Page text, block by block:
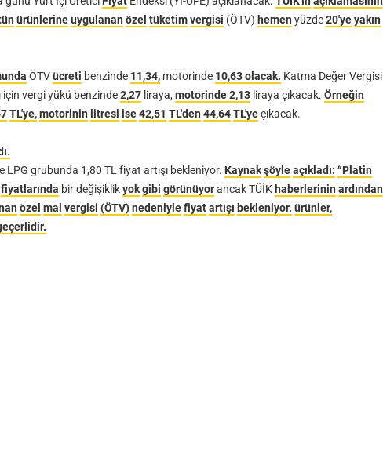
ürünlerine uygulanan özel tüketim vergisi (ÖTV) hemen yüzde 20'ye yakın
ÖTV ücreti benzinde 11,34, motorinde 10,63 olacak. Katma Değer Vergisi
için vergi yükü benzinde 2,27 liraya, motorinde 2,13 liraya çıkacak. Örneğin
TL'ye, motorinin litresi ise 42,51 TL'den 44,64 TL'ye çıkacak.
LPG grubunda 1,80 TL fiyat artışı bekleniyor. Kaynak şöyle açıkladı: “Platin
fiyatlarında bir değişiklik yok gibi görünüyor ancak TÜİK haberlerinin ardından
özel mal vergisi (ÖTV) nedeniyle fiyat artışı bekleniyor. ürünler,